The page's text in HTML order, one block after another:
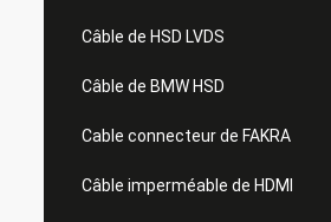
Câble de HSD LVDS
Câble de BMW HSD
Cable connecteur de FAKRA
Câble imperméable de HDMI